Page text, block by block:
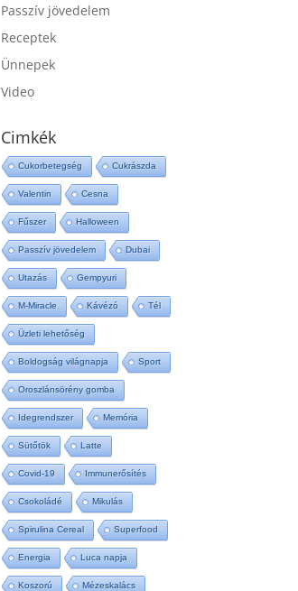
Passzív jövedelem
Receptek
Ünnepek
Video
Cimkék
Cukorbetegség Cukrászda
Valentin Cesna
Fűszer Halloween
Passzív jövedelem Dubai
Utazás Gempyuri
M-Miracle Kávézó Tél
Üzleti lehetőség
Boldogság világnapja Sport
Oroszlánsörény gomba
Idegrendszer Memória
Sütőtök Latte
Covid-19 Immunerősítés
Csokoládé Mikulás
Spirulina Cereal Superfood
Energia Luca napja
Koszorú Mézeskalács